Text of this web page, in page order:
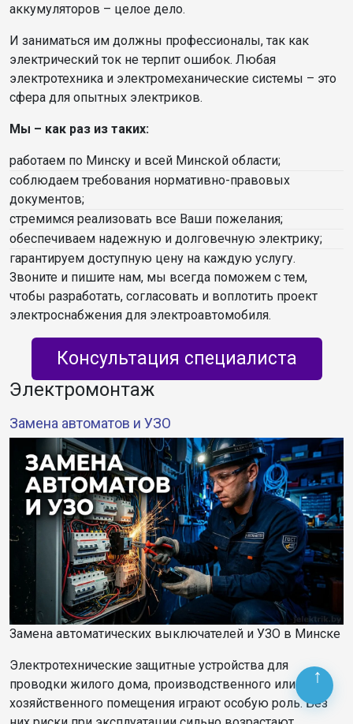
аккумуляторов – целое дело.
И заниматься им должны профессионалы, так как
электрический ток не терпит ошибок. Любая
электротехника и электромеханические системы – это
сфера для опытных электриков.
Мы – как раз из таких:
работаем по Минску и всей Минской области;
соблюдаем требования нормативно-правовых
документов;
стремимся реализовать все Ваши пожелания;
обеспечиваем надежную и долговечную электрику;
гарантируем доступную цену на каждую услугу.
Звоните и пишите нам, мы всегда поможем с тем,
чтобы разработать, согласовать и воплотить проект
электроснабжения для электроавтомобиля.
Консультация специалиста
Электромонтаж
Замена автоматов и УЗО
Замена автоматических выключателей и УЗО в Минске
Электротехнические защитные устройства для
проводки жилого дома, производственного или
хозяйственного помещения играют особую роль. Без